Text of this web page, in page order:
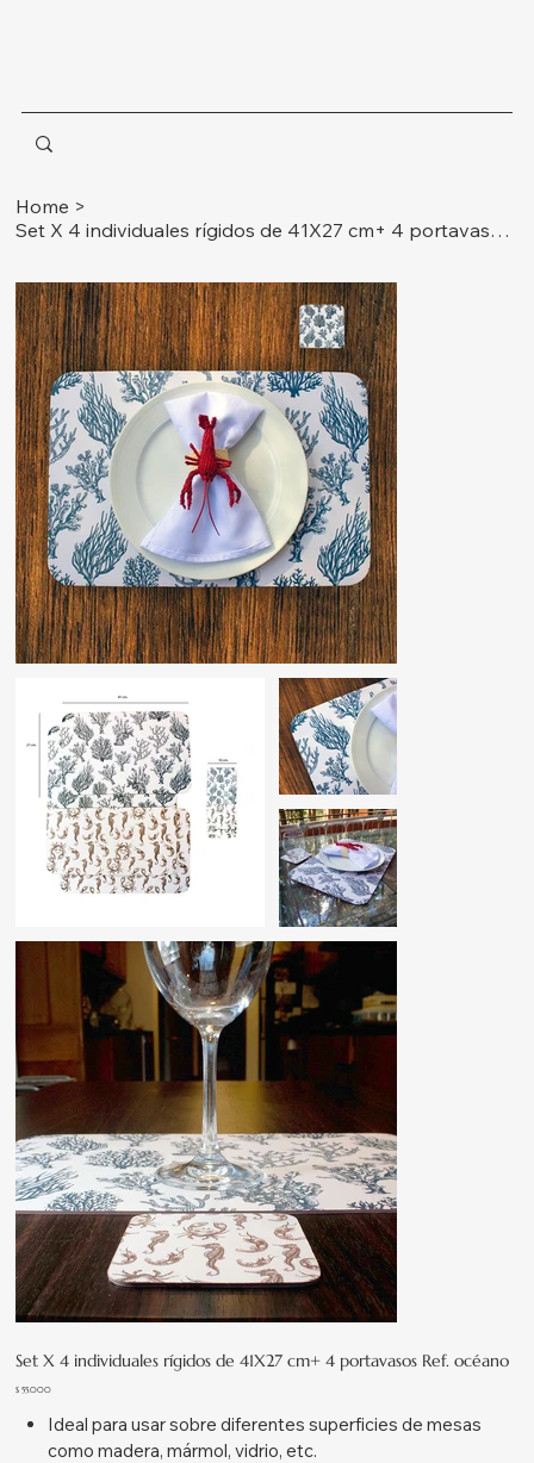
Home >
Set X 4 individuales rígidos de 41X27 cm+ 4 portavasos Ref. océano
Set X 4 individuales rígidos de 41X27 cm+ 4 portavasos Ref. océano
Precio
$ 55.000
Ideal para usar sobre diferentes superficies de mesas
como madera, mármol, vidrio, etc.